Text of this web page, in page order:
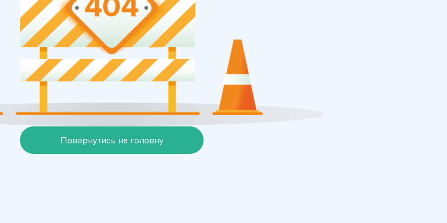
Повернутись на головну